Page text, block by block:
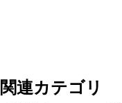
関連カテゴリ